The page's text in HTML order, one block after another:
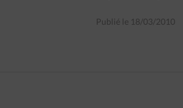
Publié le 18/03/2010